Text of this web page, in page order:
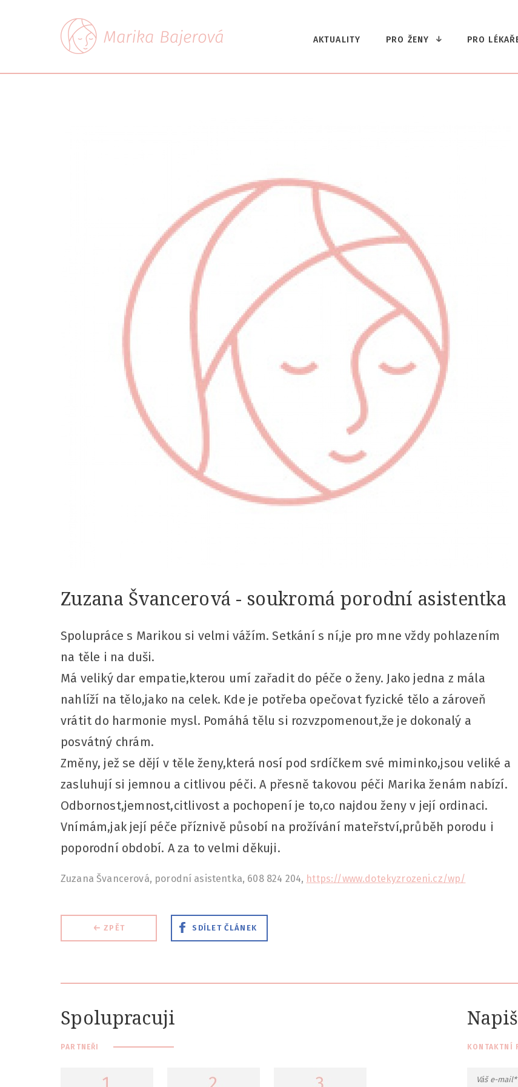
AKTUALITY PRO ŽENY PRO
Zuzana Švancerová - soukromá porodní asistentka
Spolupráce s Marikou si velmi vážím. Setkání s ní,je pro mne vždy pohlazením
na těle i na duši.
Má veliký dar empatie,kterou umí zařadit do péče o ženy. Jako jedna z mála
nahlíží na tělo,jako na celek. Kde je potřeba opečovat fyzické tělo a zároveň
vrátit do harmonie mysl. Pomáhá tělu si rozvzpomenout,že je dokonalý a
posvátný chrám.
Změny, jež se dějí v těle ženy,která nosí pod srdíčkem své miminko,jsou veliké a
zasluhují si jemnou a citlivou péči. A přesně takovou péči Marika ženám nabízí.
Odbornost,jemnost,citlivost a pochopení je to,co najdou ženy v její ordinaci.
Vnímám,jak její péče příznivě působí na prožívání mateřství,průběh porodu i
poporodní období. A za to velmi děkuji.
Zuzana Švancerová, porodní asistentka, 608 824 204, https://www.dotekyzrozeni.cz/wp/
ZPĚT SDÍLETČLÁNEK
Spolupracuji
PARTNEŘI KONTAKTNÍ